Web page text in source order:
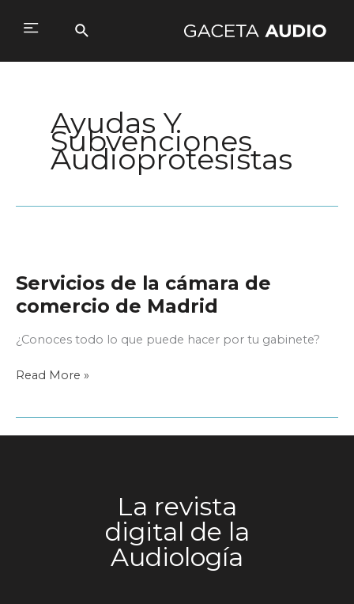
Buscar
Ayudas Y
Subvenciones
Audioprotesistas
Servicios de la cámara de
comercio de Madrid
¿Conoces todo lo que puede hacer por tu gabinete?
Servicios
Read More »
La revista
digital de la
Audiología